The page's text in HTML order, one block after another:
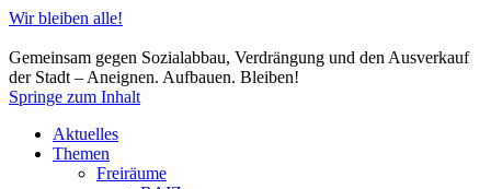
Wir bleiben alle!
Gemeinsam gegen Sozialabbau, Verdrängung und den Ausverkauf
der Stadt – Aneignen. Aufbauen. Bleiben!
Springe zum Inhalt
Aktuelles
Themen
Freiräume